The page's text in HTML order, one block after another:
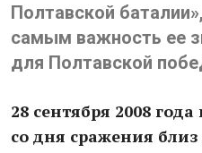
Полтавской
самым важность ее
для Полтавской
28 сентября 2008
со дня сражения